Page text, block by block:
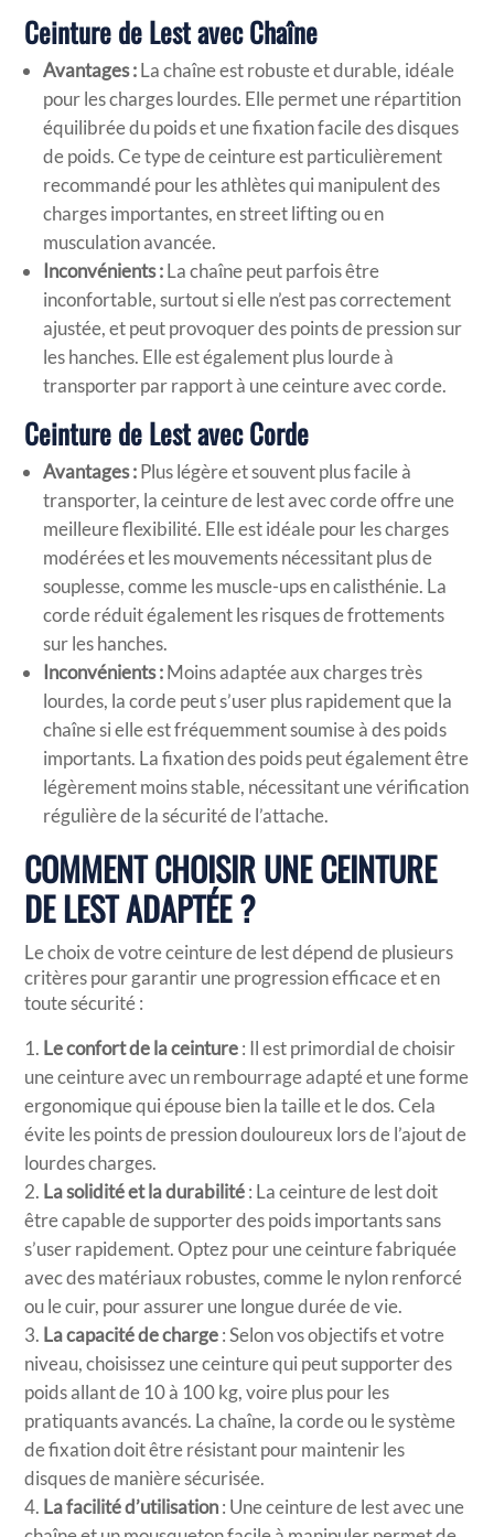
Ceinture de Lest avec Chaîne
Avantages :La chaîne est robuste et durable, idéale
pour les charges lourdes. Elle permet une répartition
équilibrée du poids et une fixation facile des disques
de poids. Ce type de ceinture est particulièrement
recommandé pour les athlètes qui manipulent des
charges importantes, en street lifting ou en
musculation avancée.
Inconvénients :La chaîne peut parfois être
inconfortable, surtout si elle n’est pas correctement
ajustée, et peut provoquer des points de pression sur
les hanches. Elle est également plus lourde à
transporter par rapport à une ceinture avec corde.
Ceinture de Lest avec Corde
Avantages :Plus légère et souvent plus facile à
transporter, la ceinture de lest avec corde offre une
meilleure flexibilité. Elle est idéale pour les charges
modérées et les mouvements nécessitant plus de
souplesse, comme les muscle-ups en calisthénie. La
corde réduit également les risques de frottements
sur les hanches.
Inconvénients :Moins adaptée aux charges très
lourdes, la corde peut s’user plus rapidement que la
chaîne si elle est fréquemment soumise à des poids
importants. La fixation des poids peut également être
légèrement moins stable, nécessitant une vérification
régulière de la sécurité de l’attache.
COMMENT CHOISIR UNE CEINTURE
DE LEST ADAPTÉE ?
Le choix de votre ceinture de lest dépend de plusieurs
critères pour garantir une progression efficace et en
toute sécurité :
Le confort de la ceinture: Il est primordial de choisir
une ceinture avec un rembourrage adapté et une forme
ergonomique qui épouse bien la taille et le dos. Cela
évite les points de pression douloureux lors de l’ajout de
lourdes charges.
La solidité et la durabilité: La ceinture de lest doit
être capable de supporter des poids importants sans
s’user rapidement. Optez pour une ceinture fabriquée
avec des matériaux robustes, comme le nylon renforcé
ou le cuir, pour assurer une longue durée de vie.
La capacité de charge: Selon vos objectifs et votre
niveau, choisissez une ceinture qui peut supporter des
poids allant de 10 à 100 kg, voire plus pour les
pratiquants avancés. La chaîne, la corde ou le système
de fixation doit être résistant pour maintenir les
disques de manière sécurisée.
La facilité d’utilisation: Une ceinture de lest avec une